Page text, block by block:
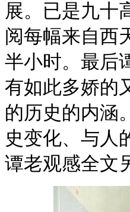
展。已是九十
阅每幅来自西
半小时。最后
有如此多娇的
的历史的内涵
史变化、与人
谭老观感全文